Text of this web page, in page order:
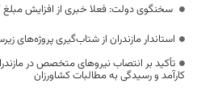
سخنگوی دولت: فعلا خبری از افزایش مبلغ
استاندار مازندران از شتاب‌گیری پروژه‌های
تأکید بر انتصاب نیروهای متخصص در
کارآمد و رسیدگی به مطالبات کشاورزان